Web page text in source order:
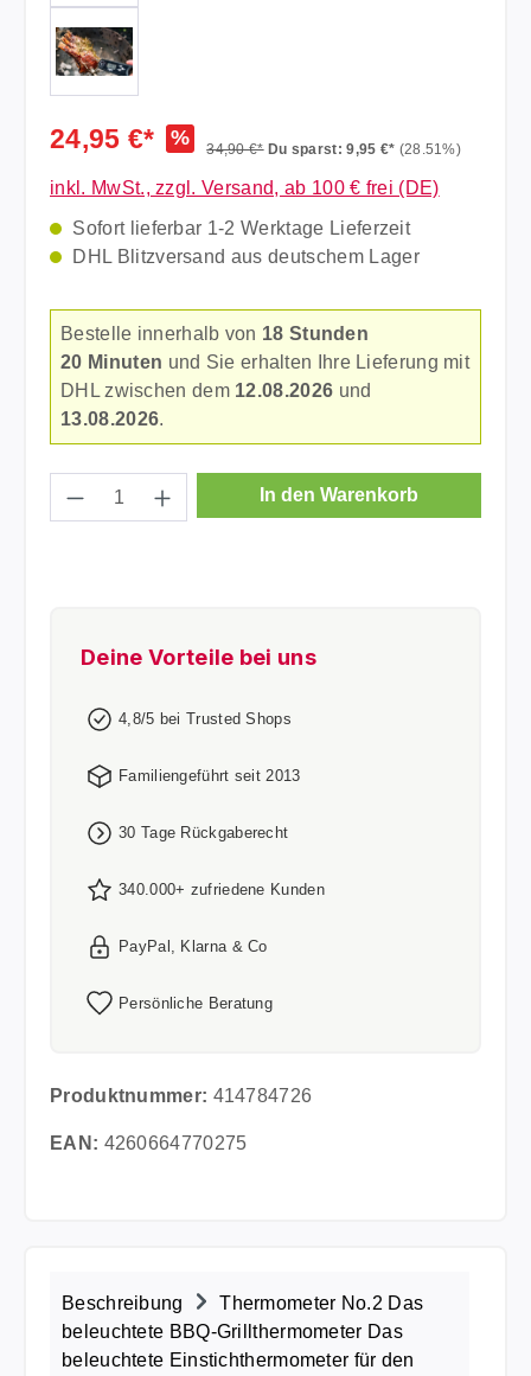
24,95 €* % 34,90 €* Du sparst: 9,95 €* (28.51%)
inkl. MwSt., zzgl. Versand, ab 100 € frei (DE)
Sofort lieferbar 1-2 Werktage Lieferzeit
DHL Blitzversand aus deutschem Lager
Bestelle innerhalb von 18 Stunden
20 Minuten und Sie erhalten Ihre Lieferung mit
DHL zwischen dem 12.08.2026 und
13.08.2026.
Produkt Anzahl: Gib den gewünschten
In den Warenkorb
Deine Vorteile bei uns
4,8/5 bei Trusted Shops
Familiengeführt seit 2013
30 Tage Rückgaberecht
340.000+ zufriedene Kunden
PayPal, Klarna & Co
Persönliche Beratung
Produktnummer: 414784726
EAN: 4260664770275
Beschreibung
Thermometer No.2 Das
beleuchtete BBQ-Grillthermometer Das
beleuchtete Einstichthermometer für den